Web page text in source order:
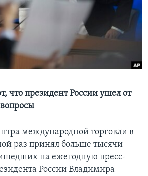
что президент России ушел от
международной торговли в
раз принял больше тысячи
на ежегодную пресс-
России Владимира